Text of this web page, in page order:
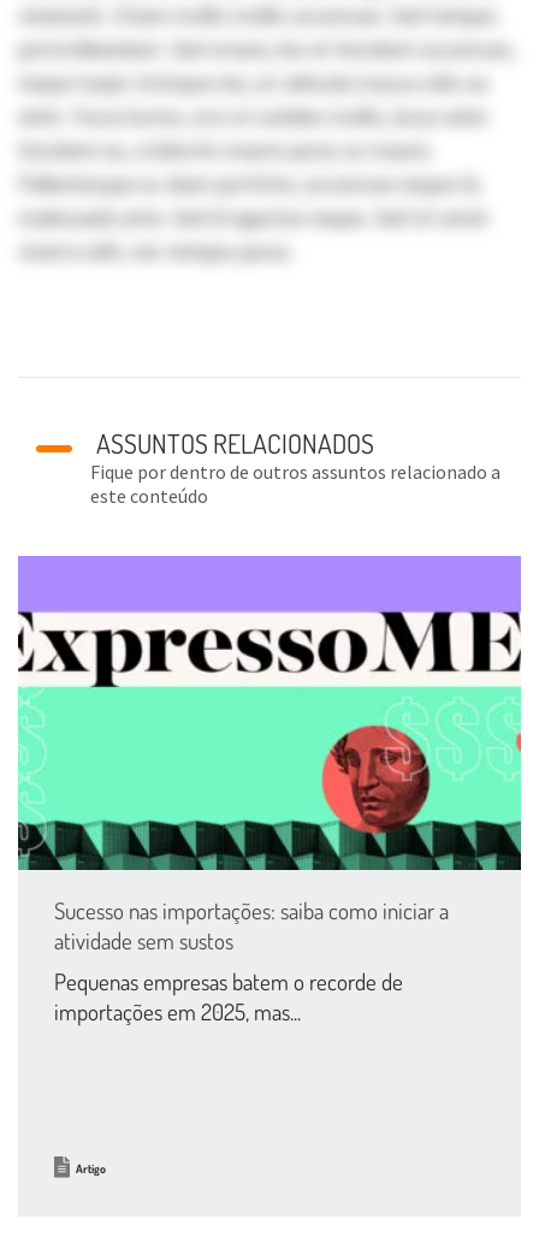
venenatis. Etiam mollis mollis accumsan. Sed tempus
porta bibendum. Sed ornare, leo et tincidunt accumsan,
neque turpis tristique nisi, at vehicula massa odio eu
enim. Fusce luctus, orci ut sodales mollis, lacus enim
tincidunt ex, a lobortis mauris purus ac mauris.
Pellentesque ac diam porttitor, accumsan neque id,
malesuada ante. Sed id egestas neque. Sed sit amet
viverra velit, nec tempus purus.
ASSUNTOS RELACIONADOS
Fique por dentro de outros assuntos relacionado a
este conteúdo
Sucesso nas importações: saiba como iniciar a
atividade sem sustos
Pequenas empresas batem o recorde de
importações em 2025, mas...
Artigo